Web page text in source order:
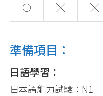
○ ╳ ╳
準備項目：
日語學習：
日本語能力試驗：N1